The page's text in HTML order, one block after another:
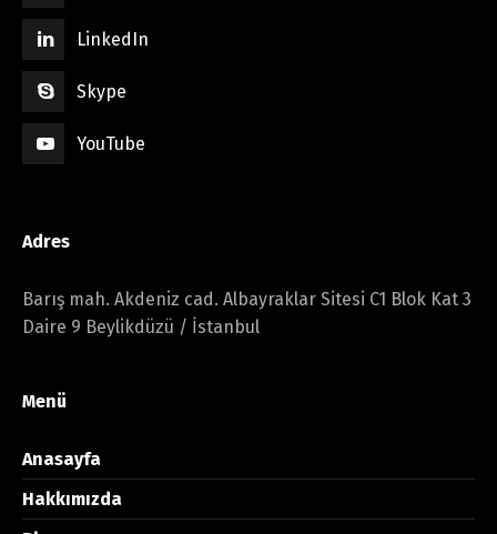
LinkedIn
Skype
YouTube
Adres
Barış mah. Akdeniz cad. Albayraklar Sitesi C1 Blok Kat 3
Daire 9 Beylikdüzü / İstanbul
Menü
Anasayfa
Hakkımızda